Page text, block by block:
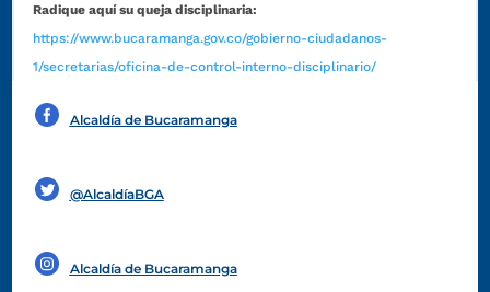
Radique aquí su queja disciplinaria:
https://www.bucaramanga.gov.co/gobierno-ciudadanos-
1/secretarias/oficina-de-control-interno-disciplinario/
Alcaldía de Bucaramanga
@AlcaldíaBGA
Alcaldía de Bucaramanga